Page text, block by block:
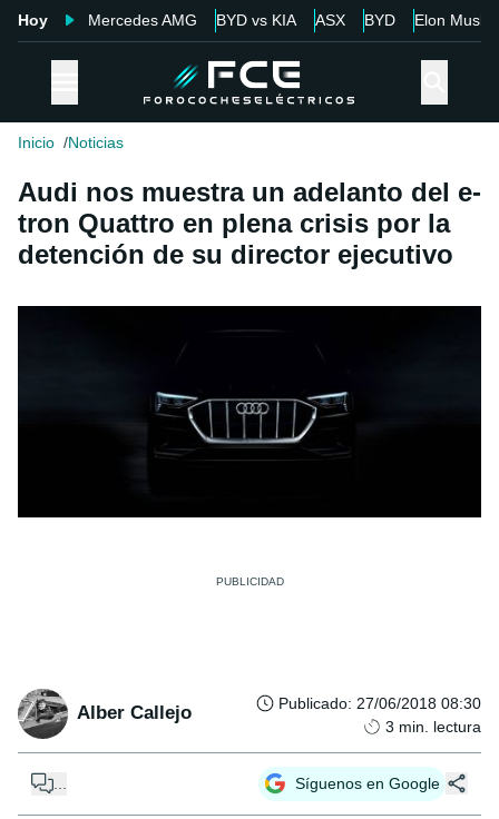
Hoy Mercedes AMG BYD vs KIA ASX BYD Elon Musk
Inicio Noticias
Audi nos muestra un adelanto del e-
tron Quattro en plena crisis por la
detención de su director ejecutivo
Alber Callejo Publicado: 27/06/2018 08:30
3 min. lectura
Síguenos en Google